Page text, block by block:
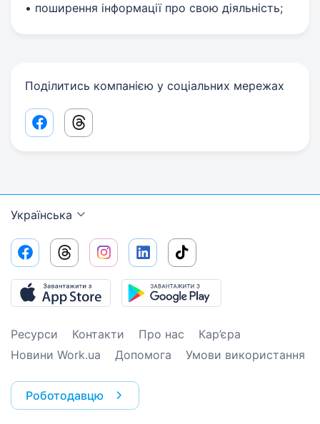
• поширення інформації про свою діяльність;
Поділитись компанією у соціальних мережах
Facebook share link
Threads share link
Українська
Ресурси Контакти Про нас
Кар’єра
Новини Work.ua
Допомога Умови використання
Роботодавцю